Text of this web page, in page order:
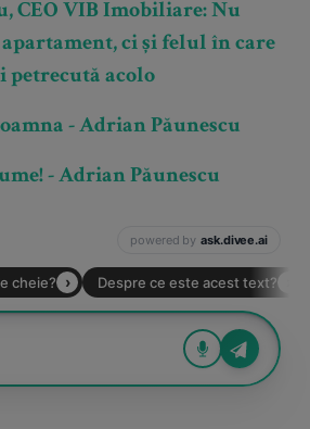
CEO VIB Imobiliare: Nu
ci și felul în care
petrecută acolo
- Adrian Păunescu
- Adrian Păunescu